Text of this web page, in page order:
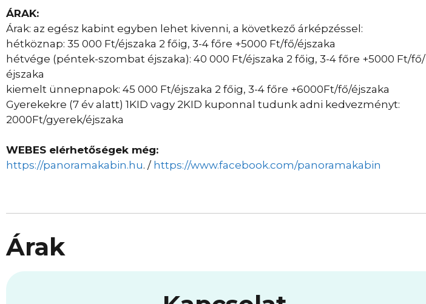
ÁRAK:
Árak: az egész kabint egyben lehet kivenni, a következő árképzéssel:
hétköznap: 35 000 Ft/éjszaka 2 főig, 3-4 főre +5000 Ft/fő/éjszaka
hétvége (péntek-szombat éjszaka): 40 000 Ft/éjszaka 2 főig, 3-4 főre +5000 Ft/fő/
éjszaka
kiemelt ünnepnapok: 45 000 Ft/éjszaka 2 főig, 3-4 főre +6000Ft/fő/éjszaka
Gyerekekre (7 év alatt) 1KID vagy 2KID kuponnal tudunk adni kedvezményt:
2000Ft/gyerek/éjszaka
WEBES elérhetőségek még:
https://panoramakabin.hu. / https://www.facebook.com/panoramakabin
Árak